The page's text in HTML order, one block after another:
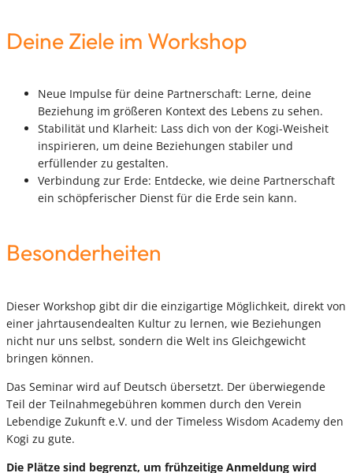
Deine Ziele im Workshop
Neue Impulse für deine Partnerschaft: Lerne, deine
Beziehung im größeren Kontext des Lebens zu sehen.
Stabilität und Klarheit: Lass dich von der Kogi-Weisheit
inspirieren, um deine Beziehungen stabiler und
erfüllender zu gestalten.
Verbindung zur Erde: Entdecke, wie deine Partnerschaft
ein schöpferischer Dienst für die Erde sein kann.
Besonderheiten
Dieser Workshop gibt dir die einzigartige Möglichkeit, direkt von
einer jahrtausendealten Kultur zu lernen, wie Beziehungen
nicht nur uns selbst, sondern die Welt ins Gleichgewicht
bringen können.
Das Seminar wird auf Deutsch übersetzt. Der überwiegende
Teil der Teilnahmegebühren kommen durch den Verein
Lebendige Zukunft e.V. und der Timeless Wisdom Academy den
Kogi zu gute.
Die Plätze sind begrenzt, um frühzeitige Anmeldung wird